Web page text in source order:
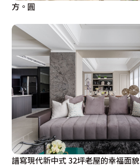
方。圓
譜寫現代新中式 32坪老屋的幸福面貌